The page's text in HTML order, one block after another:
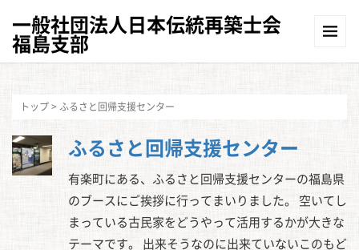
一般社団法人日本伝統再築士会
福島支部
トップ> ふるさと回帰支援センター
ふるさと回帰支援センター
有楽町にある、ふるさと回帰支援センターの福島県
のブースにご挨拶に行ってまいりました。 空いてし
まっている古民家をどうやって活用するかが大きな
テーマです。 出来そうなのに出来ていないこのもど